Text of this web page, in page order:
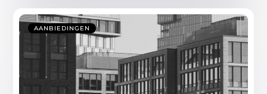
AANBIEDINGEN